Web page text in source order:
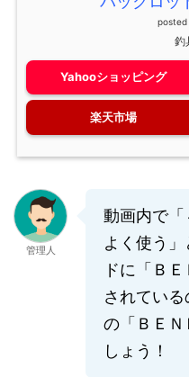
釣
Yahooショッピング
楽天市場
管理人
動画内で
よく使う
ドに「Ｂ
されてい
の「ＢＥ
しょう！